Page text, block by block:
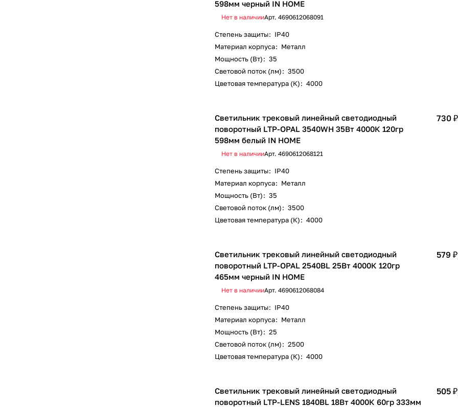
598мм черный IN HOME
Нет в наличииАрт. 4690612068091
Степень защиты: IP40
Материал корпуса: Металл
Мощность (Вт): 35
Световой поток (лм): 3500
Цветовая температура (К): 4000
Светильник трековый линейный светодиодный
поворотный LTP-OPAL 3540WH 35Вт 4000К 120гр
598мм белый IN HOME
Нет в наличииАрт. 4690612068121
730
Степень защиты: IP40
Материал корпуса: Металл
Мощность (Вт): 35
Световой поток (лм): 3500
Цветовая температура (К): 4000
Светильник трековый линейный светодиодный
поворотный LTP-OPAL 2540BL 25Вт 4000К 120гр
465мм черный IN HOME
Нет в наличииАрт. 4690612068084
579
Степень защиты: IP40
Материал корпуса: Металл
Мощность (Вт): 25
Световой поток (лм): 2500
Цветовая температура (К): 4000
Светильник трековый линейный светодиодный
поворотный LTP-LENS 1840BL 18Вт 4000К 60гр 333мм
505